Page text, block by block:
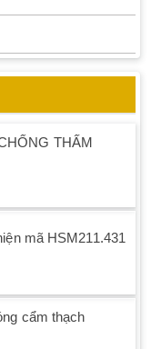
THẤM
mã HSM211.431
cẩm thạch